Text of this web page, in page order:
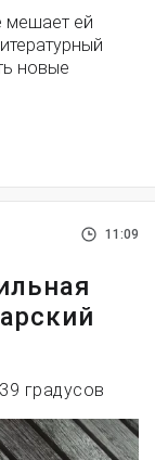
мешает ей
новые
11:09
градусов